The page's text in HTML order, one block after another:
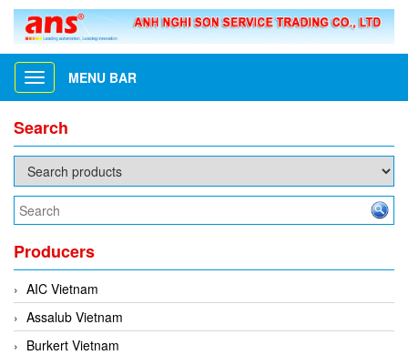
Toggle
navigation
MENU BAR
Search
Producers
AIC Vietnam
Assalub Vietnam
Burkert Vietnam